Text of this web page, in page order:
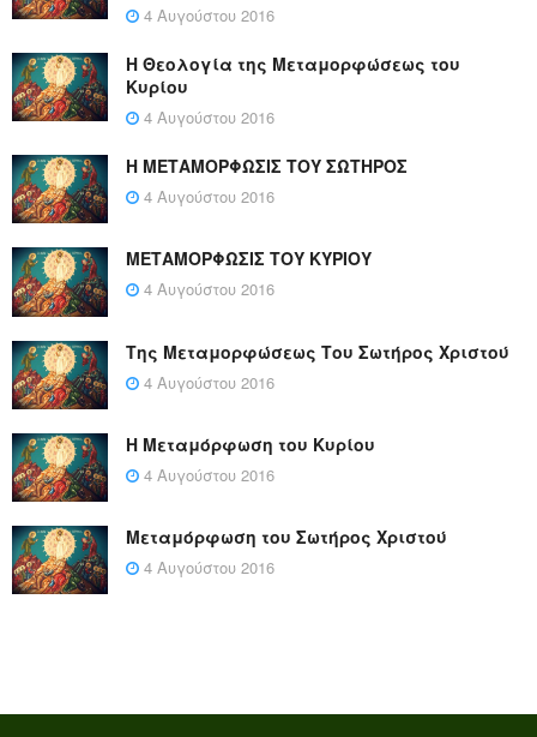
4 Αυγούστου 2016
Η Θεολογία της Μεταμορφώσεως του
Κυρίου
4 Αυγούστου 2016
Η ΜΕΤΑΜΟΡΦΩΣΙΣ ΤΟΥ ΣΩΤΗΡΟΣ
4 Αυγούστου 2016
ΜΕΤΑΜΟΡΦΩΣΙΣ ΤΟΥ ΚΥΡΙΟΥ
4 Αυγούστου 2016
Της Μεταμορφώσεως Του Σωτήρος Χριστού
4 Αυγούστου 2016
Η Μεταμόρφωση του Κυρίου
4 Αυγούστου 2016
Μεταμόρφωση του Σωτήρος Χριστού
4 Αυγούστου 2016